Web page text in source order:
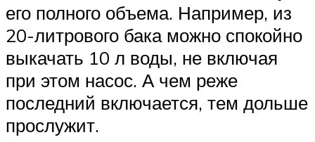
его полного объема. Например, из
20-литрового бака можно спокойно
выкачать 10 л воды, не включая
при этом насос. А чем реже
последний включается, тем дольше
прослужит.